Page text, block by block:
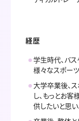
経歴
学生時代、バ
様々なスポー
大学卒業後、
し、もっとお
供したいと思